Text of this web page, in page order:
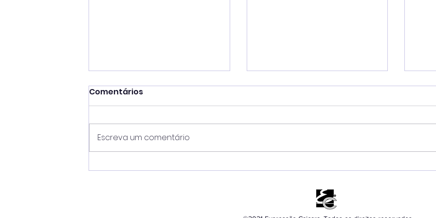
Mateus Silva unifica
Prefeito Toninho Colucci
Semana Internacional
de Vela e impacto de R$
Comentários
Escreva um comentário